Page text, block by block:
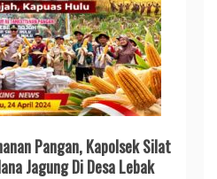
Pangan, Kapolsek Silat
Jagung Di Desa Lebak